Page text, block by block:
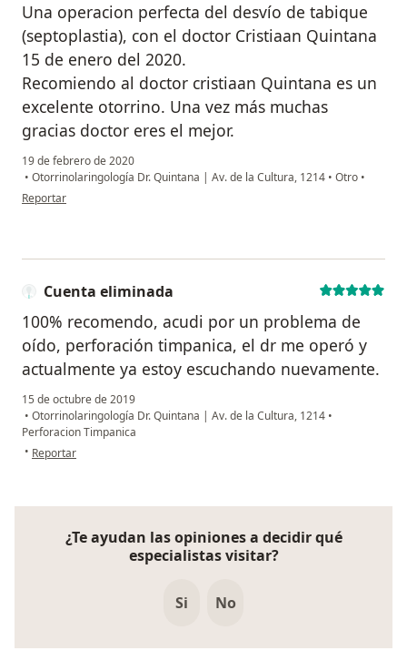
Una operacion perfecta del desvío de tabique
(septoplastia), con el doctor Cristiaan Quintana
15 de enero del 2020.
Recomiendo al doctor cristiaan Quintana es un
excelente otorrino. Una vez más muchas
gracias doctor eres el mejor.
19 de febrero de 2020
• Otorrinolaringología Dr. Quintana | Av. de la Cultura, 1214 • Otro •
en opinión del usuario Walter
Reportar
Cuenta eliminada
100% recomendo, acudi por un problema de
oído, perforación timpanica, el dr me operó y
actualmente ya estoy escuchando nuevamente.
15 de octubre de 2019
• Otorrinolaringología Dr. Quintana | Av. de la Cultura, 1214 •
Perforacion Timpanica
• en opinión del usuario Cuenta eliminada
Reportar
¿Te ayudan las opiniones a decidir qué
especialistas visitar?
Si No